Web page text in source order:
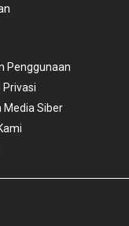
Penggunaan
Privasi
Media Siber